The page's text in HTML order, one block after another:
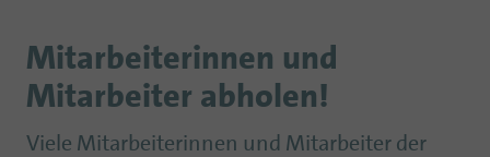
Mitarbeiterinnen und
Mitarbeiter abholen!
Viele Mitarbeiterinnen und Mitarbeiter der